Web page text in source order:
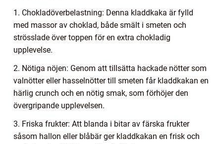
1. Chokladöverbelastning: Denna kladdkaka är fylld
med massor av choklad, både smält i smeten och
strösslade över toppen för en extra chokladig
upplevelse.
2. Nötiga nöjen: Genom att tillsätta hackade nötter som
valnötter eller hasselnötter till smeten får kladdkakan en
härlig crunch och en nötig smak, som förhöjer den
övergripande upplevelsen.
3. Friska frukter: Att blanda i bitar av färska frukter
såsom hallon eller blåbär ger kladdkakan en frisk och